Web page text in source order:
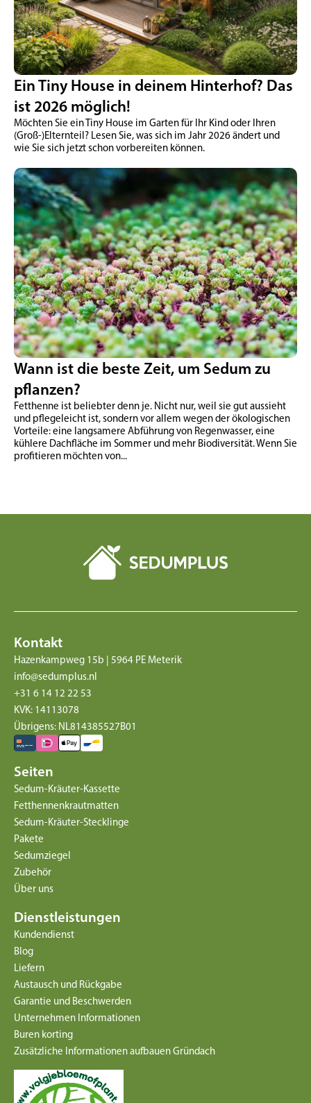
Ein Tiny House in deinem Hinterhof? Das
ist 2026 möglich!
Möchten Sie ein Tiny House im Garten für Ihr Kind oder Ihren
(Groß-)Elternteil? Lesen Sie, was sich im Jahr 2026 ändert und
wie Sie sich jetzt schon vorbereiten können.
Wann ist die beste Zeit, um Sedum zu
pflanzen?
Fetthenne ist beliebter denn je. Nicht nur, weil sie gut aussieht
und pflegeleicht ist, sondern vor allem wegen der ökologischen
Vorteile: eine langsamere Abführung von Regenwasser, eine
kühlere Dachfläche im Sommer und mehr Biodiversität. Wenn Sie
profitieren möchten von...
Kontakt
Hazenkampweg 15b | 5964 PE Meterik
info@sedumplus.nl
+31 6 14 12 22 53
KVK: 14113078
Übrigens: NL814385527B01
Seiten
Sedum-Kräuter-Kassette
Fetthennenkrautmatten
Sedum-Kräuter-Stecklinge
Pakete
Sedumziegel
Zubehör
Über uns
Dienstleistungen
Kundendienst
Blog
Liefern
Austausch und Rückgabe
Garantie und Beschwerden
Unternehmen Informationen
Buren korting
Zusätzliche Informationen aufbauen Gründach